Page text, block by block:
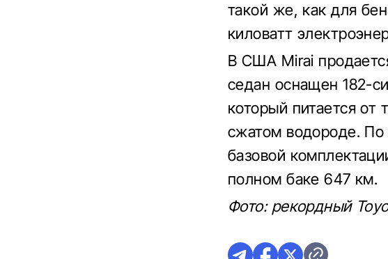
такой же, как для
киловатт
В США Mirai
седан оснащен 182-
который питается
сжатом водороде.
базовой
полном баке 647 км.
Фото: рекордный